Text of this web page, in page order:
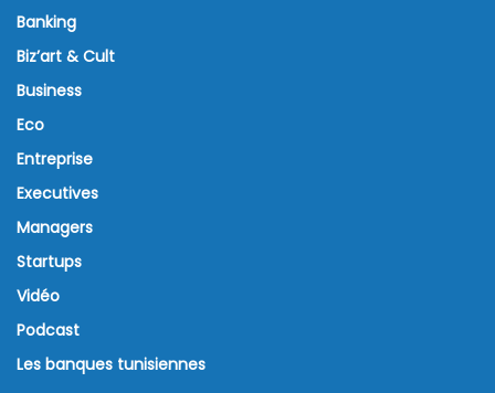
Banking
Biz’art & Cult
Business
Eco
Entreprise
Executives
Managers
Startups
Vidéo
Podcast
Les banques tunisiennes